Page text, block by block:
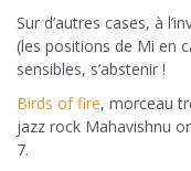
Sur d’autres cases, à
(les positions de Mi en
sensibles, s’abstenir !
Birds of fire, morceau
jazz rock Mahavishnu
7.